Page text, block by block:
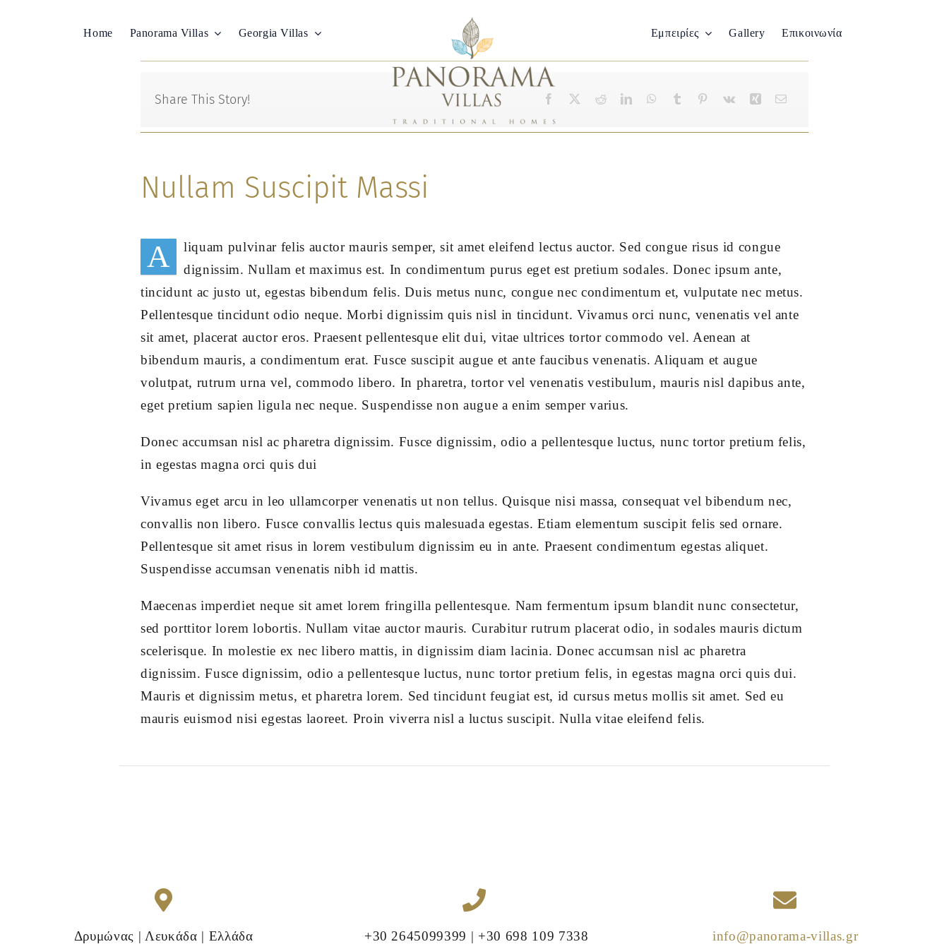
Home Panorama Villas Georgia Villas Εμπειρίες Gallery Επικοινωνία
Share This Story!
Nullam Suscipit Massi
A
liquam pulvinar felis auctor mauris semper, sit amet eleifend lectus auctor. Sed congue risus id congue
dignissim. Nullam et maximus est. In condimentum purus eget est pretium sodales. Donec ipsum ante,
tincidunt ac justo ut, egestas bibendum felis. Duis metus nunc, congue nec condimentum et, vulputate nec metus.
Pellentesque tincidunt odio neque. Morbi dignissim quis nisl in tincidunt. Vivamus orci nunc, venenatis vel ante
sit amet, placerat auctor eros. Praesent pellentesque elit dui, vitae ultrices tortor commodo vel. Aenean at
bibendum mauris, a condimentum erat. Fusce suscipit augue et ante faucibus venenatis. Aliquam et augue
volutpat, rutrum urna vel, commodo libero. In pharetra, tortor vel venenatis vestibulum, mauris nisl dapibus ante,
eget pretium sapien ligula nec neque. Suspendisse non augue a enim semper varius.
Donec accumsan nisl ac pharetra dignissim. Fusce dignissim, odio a pellentesque luctus, nunc tortor pretium felis,
in egestas magna orci quis dui
Vivamus eget arcu in leo ullamcorper venenatis ut non tellus. Quisque nisi massa, consequat vel bibendum nec,
convallis non libero. Fusce convallis lectus quis malesuada egestas. Etiam elementum suscipit felis sed ornare.
Pellentesque sit amet risus in lorem vestibulum dignissim eu in ante. Praesent condimentum egestas aliquet.
Suspendisse accumsan venenatis nibh id mattis.
Maecenas imperdiet neque sit amet lorem fringilla pellentesque. Nam fermentum ipsum blandit nunc consectetur,
sed porttitor lorem lobortis. Nullam vitae auctor mauris. Curabitur rutrum placerat odio, in sodales mauris dictum
scelerisque. In molestie ex nec libero mattis, in dignissim diam lacinia. Donec accumsan nisl ac pharetra
dignissim. Fusce dignissim, odio a pellentesque luctus, nunc tortor pretium felis, in egestas magna orci quis dui.
Mauris et dignissim metus, et pharetra lorem. Sed tincidunt feugiat est, id cursus metus mollis sit amet. Sed eu
mauris euismod nisi egestas laoreet. Proin viverra nisl a luctus suscipit. Nulla vitae eleifend felis.
Δρυμώνας | Λευκάδα | Ελλάδα +30 2645099399 | +30 698 109 7338 info@panorama-villas.gr